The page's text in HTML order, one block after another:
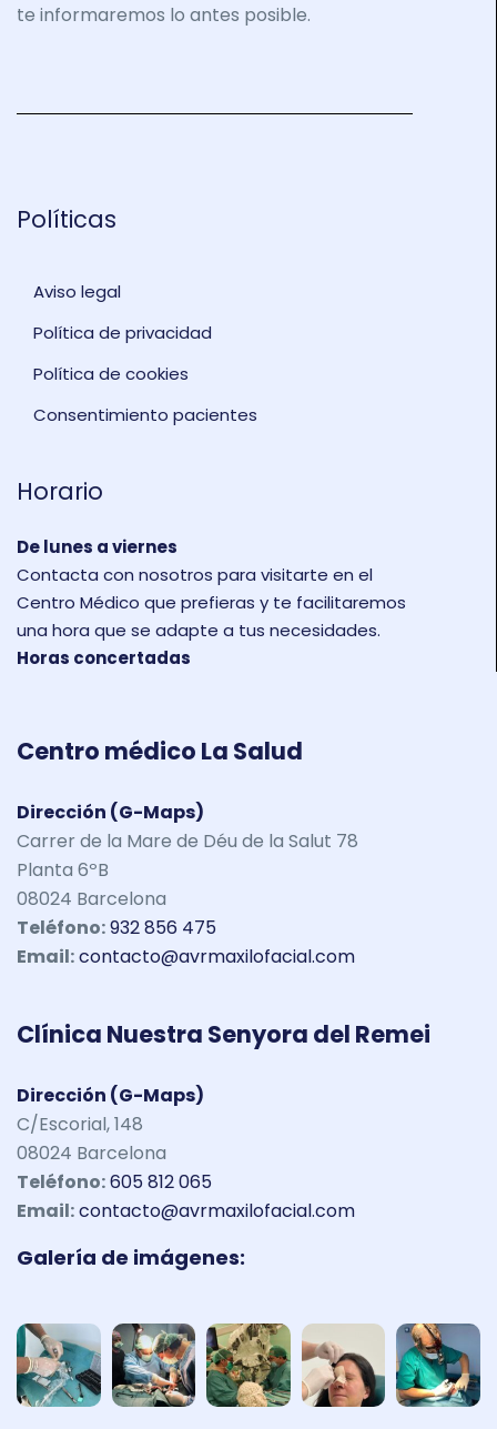
te informaremos lo antes posible.
Políticas
Aviso legal
Política de privacidad
Política de cookies
Consentimiento pacientes
Horario
De lunes a viernes
Contacta con nosotros para visitarte en el
Centro Médico que prefieras y te facilitaremos
una hora que se adapte a tus necesidades.
Horas concertadas
Centro médico La Salud
Dirección (G-Maps)
Carrer de la Mare de Déu de la Salut 78
Planta 6ºB
08024 Barcelona
Teléfono:932 856 475
Email:contacto@avrmaxilofacial.com
Clínica Nuestra Senyora del Remei
Dirección (G-Maps)
C/Escorial, 148
08024 Barcelona
Teléfono:605 812 065
Email:contacto@avrmaxilofacial.com
Galería de imágenes: